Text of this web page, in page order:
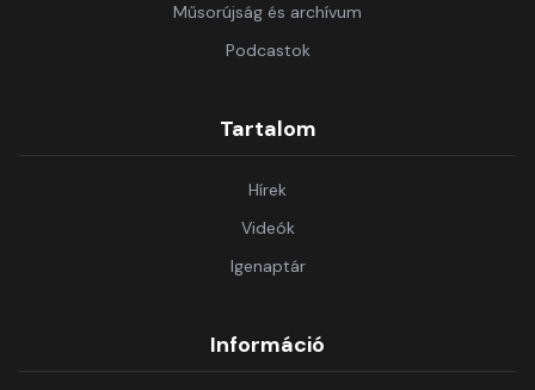
Műsorújság és archívum
Podcastok
Tartalom
Hírek
Videók
Igenaptár
Információ